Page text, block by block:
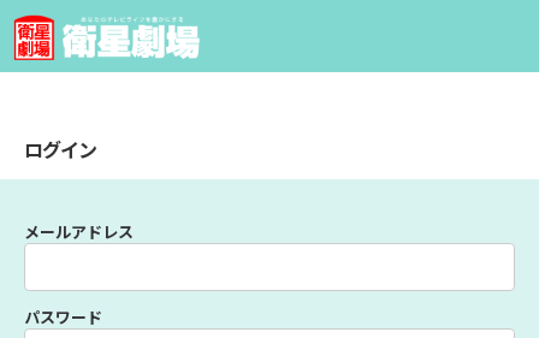
ログイン
メールアドレス
パスワード